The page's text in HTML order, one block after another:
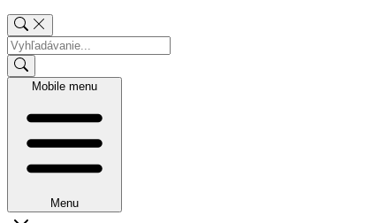
Mobile menu
Menu